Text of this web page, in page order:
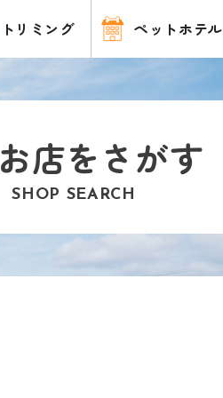
トリミング ペットホテル
お店をさがす
SHOP SEARCH